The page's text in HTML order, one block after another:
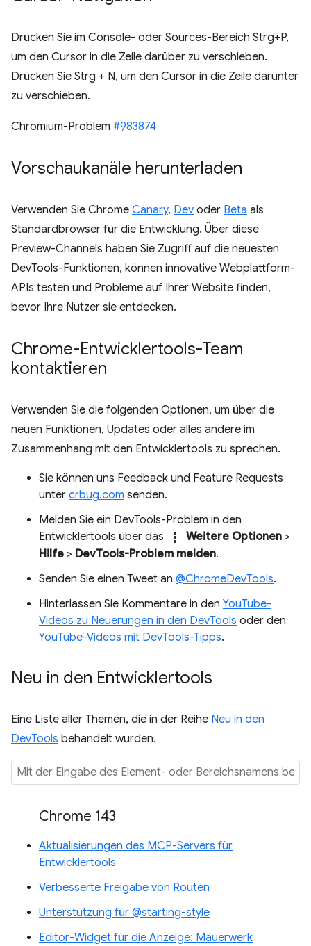
Drücken Sie im Console- oder Sources-Bereich Strg+P,
um den Cursor in die Zeile darüber zu verschieben.
Drücken Sie Strg + N, um den Cursor in die Zeile darunter
zu verschieben.
Chromium-Problem #983874
Vorschaukanäle herunterladen
Verwenden Sie Chrome Canary, Dev oder Beta als
Standardbrowser für die Entwicklung. Über diese
Preview-Channels haben Sie Zugriff auf die neuesten
DevTools-Funktionen, können innovative Webplattform-
APIs testen und Probleme auf Ihrer Website finden,
bevor Ihre Nutzer sie entdecken.
Chrome-Entwicklertools-Team
kontaktieren
Verwenden Sie die folgenden Optionen, um über die
neuen Funktionen, Updates oder alles andere im
Zusammenhang mit den Entwicklertools zu sprechen.
Sie können uns Feedback und Feature Requests
unter crbug.com senden.
Melden Sie ein DevTools-Problem in den
Entwicklertools über das
more_vert Weitere Optionen >
Hilfe > DevTools-Problem melden.
Senden Sie einen Tweet an @ChromeDevTools.
Hinterlassen Sie Kommentare in den YouTube-
Videos zu Neuerungen in den DevTools oder den
YouTube-Videos mit DevTools-Tipps.
Neu in den Entwicklertools
Eine Liste aller Themen, die in der Reihe Neu in den
DevTools behandelt wurden.
Chrome 143
Aktualisierungen des MCP-Servers für
Entwicklertools
Verbesserte Freigabe von Routen
Unterstützung für @starting-style
Editor-Widget für die Anzeige: Mauerwerk